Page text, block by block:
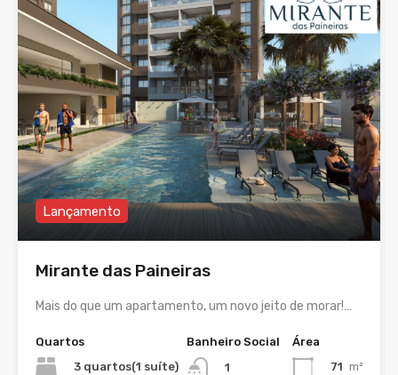
Lançamento
Mirante das Paineiras
Mais do que um apartamento, um novo jeito de morar!…
Quartos
3 quartos(1 suíte)
Banheiro Social
1
Área
71 m²